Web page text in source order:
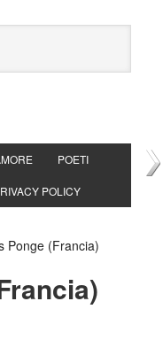
POETI
POLICY
Ponge (Francia)